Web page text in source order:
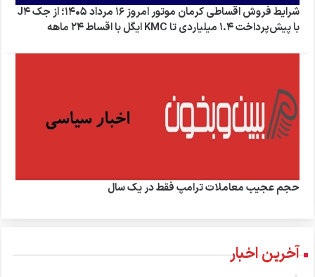
شرایط فروش اقساطی کرمان موتور امروز ۱۶ مرداد ۱۴۰۵؛ از جک J4
با پیش‌پرداخت ۱.۴ میلیاردی تا KMC ایگل با اقساط ۲۴ ماهه
حجم عجیب معاملات ترامپ فقط در یک سال
آخرین اخبار